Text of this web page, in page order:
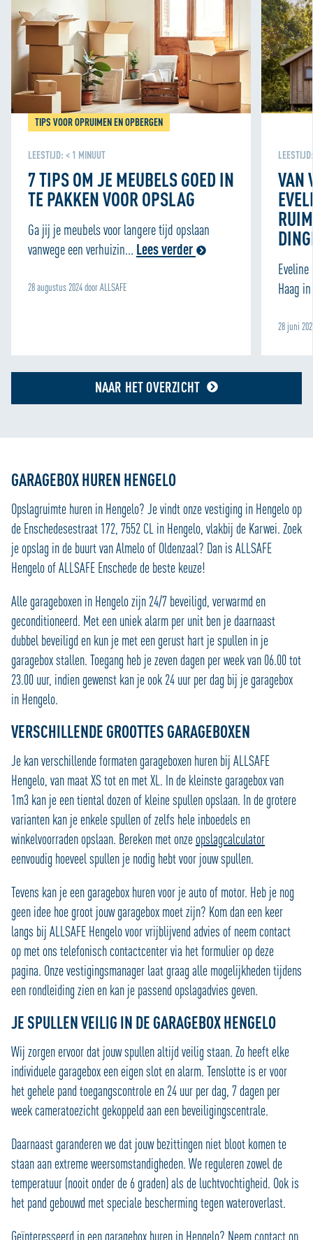
personaliseren en om functies voor social media te
bieden. We delen informatie over je gebruik van onze site
met onze partners voor social media, adverteren en
analyse zodat we ook buiten onze website een
persoonlijke ervaring kunnen bieden. Voor meer
informatie over hoe wij cookies gebruiken, bekijk onze
Cookie Policy
TIPS VOOR OPRUIMEN EN OPBERGEN
LEESTIJD: < 1 MINUUT
7 TIPS OM JE MEUBELS GOED IN
TE PAKKEN VOOR OPSLAG
Ga jij je meubels voor langere tijd opslaan
vanwege een verhuizin... Lees verder
28 augustus 2024 door ALLSAFE
VAN
Haag
28 juni
NAAR HET OVERZICHT
GARAGEBOX HUREN HENGELO
Opslagruimte huren in Hengelo? Je vindt onze vestiging in Hengelo op
de Enschedesestraat 172, 7552 CL in Hengelo, vlakbij de Karwei. Zoek
je opslag in de buurt van Almelo of Oldenzaal? Dan is ALLSAFE
Hengelo of ALLSAFE Enschede de beste keuze!
Alle garageboxen in Hengelo zijn 24/7 beveiligd, verwarmd en
geconditioneerd. Met een uniek alarm per unit ben je daarnaast
dubbel beveiligd en kun je met een gerust hart je spullen in je
garagebox stallen. Toegang heb je zeven dagen per week van 06.00 tot
23.00 uur, indien gewenst kan je ook 24 uur per dag bij je garagebox
in Hengelo.
VERSCHILLENDE GROOTTES GARAGEBOXEN
Je kan verschillende formaten garageboxen huren bij ALLSAFE
Hengelo, van maat XS tot en met XL. In de kleinste garagebox van
1m3 kan je een tiental dozen of kleine spullen opslaan. In de grotere
varianten kan je enkele spullen of zelfs hele inboedels en
winkelvoorraden opslaan. Bereken met onzeopslagcalculator
eenvoudig hoeveel spullen je nodig hebt voor jouw spullen.
Tevens kan je een garagebox huren voor je auto of motor. Heb je nog
geen idee hoe groot jouw garagebox moet zijn? Kom dan een keer
langs bij ALLSAFE Hengelo voor vrijblijvend advies of neem contact
op met ons telefonisch contactcenter via het formulier op deze
pagina. Onze vestigingsmanager laat graag alle mogelijkheden tijdens
een rondleiding zien en kan je passend opslagadvies geven.
JE SPULLEN VEILIG IN DE GARAGEBOX HENGELO
Wij zorgen ervoor dat jouw spullen altijd veilig staan. Zo heeft elke
individuele garagebox een eigen slot en alarm. Tenslotte is er voor
het gehele pand toegangscontrole en 24 uur per dag, 7 dagen per
week cameratoezicht gekoppeld aan een beveiligingscentrale.
Daarnaast garanderen we dat jouw bezittingen niet bloot komen te
staan aan extreme weersomstandigheden. We reguleren zowel de
temperatuur (nooit onder de 6 graden) als de luchtvochtigheid. Ook is
het pand gebouwd met speciale bescherming tegen wateroverlast.
Geïnteresseerd in een garagebox huren in Hengelo? Neem contact op